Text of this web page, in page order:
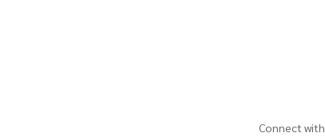
Connect with